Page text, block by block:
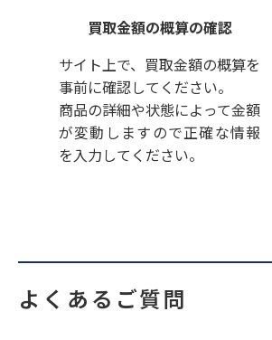
買取金額の概算の確認
サイト上で、買取金額の概算を
事前に確認してください。
商品の詳細や状態によって金額
が変動しますので正確な情報
を入力してください。
よくあるご質問